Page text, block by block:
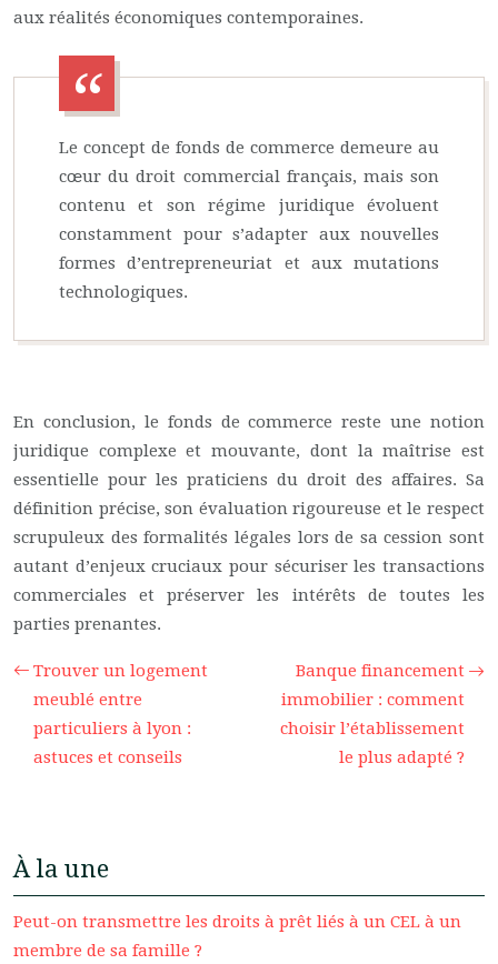
aux réalités économiques contemporaines.
Le concept de fonds de commerce demeure au
cœur du droit commercial français, mais son
contenu et son régime juridique évoluent
constamment pour s’adapter aux nouvelles
formes d’entrepreneuriat et aux mutations
technologiques.
En conclusion, le fonds de commerce reste une notion
juridique complexe et mouvante, dont la maîtrise est
essentielle pour les praticiens du droit des affaires. Sa
définition précise, son évaluation rigoureuse et le respect
scrupuleux des formalités légales lors de sa cession sont
autant d’enjeux cruciaux pour sécuriser les transactions
commerciales et préserver les intérêts de toutes les
parties prenantes.
Trouver un logement
meublé entre
particuliers à lyon :
astuces et conseils
Banque financement
immobilier : comment
choisir l’établissement
le plus adapté ?
À la une
Peut-on transmettre les droits à prêt liés à un CEL à un
membre de sa famille ?